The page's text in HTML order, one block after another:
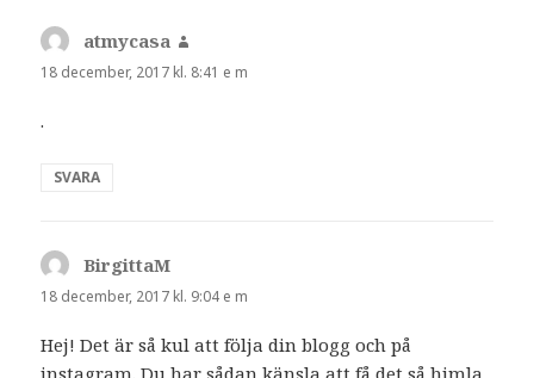
atmycasa
18 december, 2017 kl. 8:41 e m
.
SVARA
BirgittaM
18 december, 2017 kl. 9:04 e m
Hej! Det är så kul att följa din blogg och på
instagram. Du har sådan känsla att få det så himla